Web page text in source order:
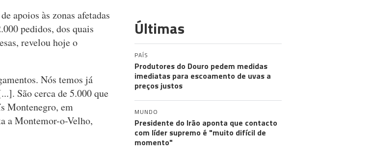
apoios às zonas afetadas
pedidos, dos quais
revelou hoje o
Nós temos já
São cerca de 5.000 que
Montenegro, em
a Montemor-o-Velho,
Últimas
PAÍS
Produtores do Douro pedem medidas
imediatas para escoamento de uvas a
preços justos
MUNDO
Presidente do Irão aponta que contacto
com líder supremo é "muito difícil de
momento"